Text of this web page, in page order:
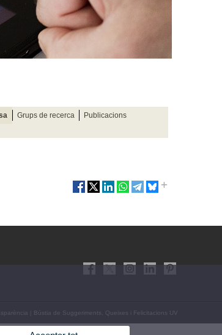
Grups de recerca
Publicacions
Bústia de Suggeriments, Queixes i Felicitacions UV